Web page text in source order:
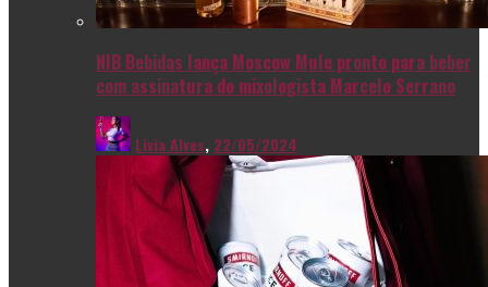
NIB Bebidas lança Moscow Mule pronto para beber
com assinatura do mixologista Marcelo Serrano
Livia Alves, 22/05/2024